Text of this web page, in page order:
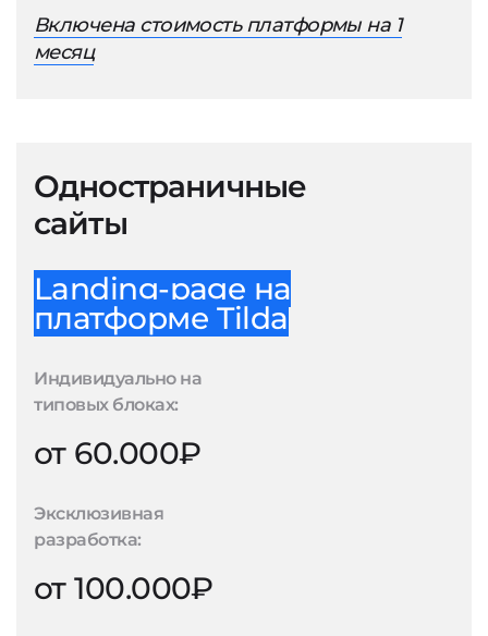
Включена стоимость платформы на 1
месяц
Одностраничные
сайты
Landing-page на
платформе Tilda
Индивидуально на
типовых блоках:
от 60.000₽
Эксклюзивная
разработка:
от 100.000₽